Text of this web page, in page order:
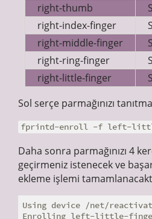
right-thumb
right-index-finger
right-middle-finger
right-ring-finger
right-little-finger
Sol serçe parmağınızı
fprintd-enroll -f left-
Daha sonra parmağınızı 4
geçirmeniz istenecek ve
ekleme işlemi
Using device /net/
Enrolling left-little-